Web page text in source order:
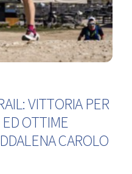
VITTORIA PER
OTTIME
CAROLO